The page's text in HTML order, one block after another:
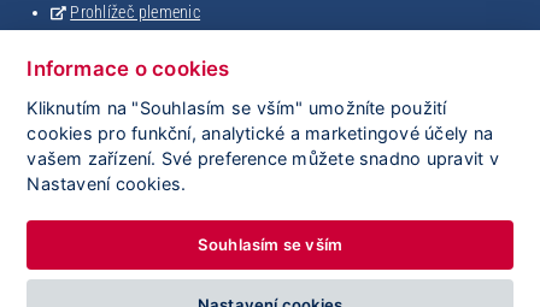
Prohlížeč plemenic
Analýza stáda
eSkot
iGenetika
ClouDNA
ČMSCH
Plemdat
Informace o cookies
Kliknutím na "Souhlasím se vším" umožníte použití
cookies pro funkční, analytické a marketingové účely na
vašem zařízení. Své preference můžete snadno upravit v
Nastavení cookies.
Souhlasím se vším